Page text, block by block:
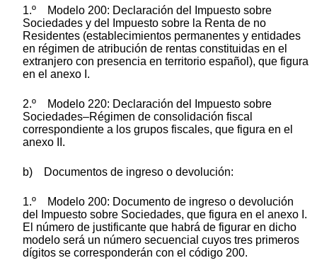
1.º Modelo 200: Declaración del Impuesto sobre
Sociedades y del Impuesto sobre la Renta de no
Residentes (establecimientos permanentes y entidades
en régimen de atribución de rentas constituidas en el
extranjero con presencia en territorio español), que figura
en el anexo I.
2.º Modelo 220: Declaración del Impuesto sobre
Sociedades–Régimen de consolidación fiscal
correspondiente a los grupos fiscales, que figura en el
anexo II.
b) Documentos de ingreso o devolución:
1.º Modelo 200: Documento de ingreso o devolución
del Impuesto sobre Sociedades, que figura en el anexo I.
El número de justificante que habrá de figurar en dicho
modelo será un número secuencial cuyos tres primeros
dígitos se corresponderán con el código 200.